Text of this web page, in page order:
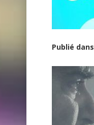
Publié dans